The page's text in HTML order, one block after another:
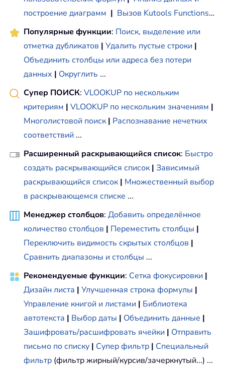
построение диаграмм | Вызов Kutools Functions…
Популярные функции: Поиск, выделение или
отметка дубликатов | Удалить пустые строки |
Объединить столбцы или адреса без потери
данных | Округлить ...
Супер ПОИСК: VLOOKUP по нескольким
критериям | VLOOKUP по нескольким значениям |
Многолистовой поиск | Распознавание нечетких
соответствий ...
Расширенный раскрывающийся список: Быстро
создать раскрывающийся список | Зависимый
раскрывающийся список | Множественный выбор
в раскрывающемся списке ...
Менеджер столбцов: Добавить определённое
количество столбцов | Переместить столбцы |
Переключить видимость скрытых столбцов |
Сравнить диапазоны и столбцы ...
Рекомендуемые функции: Сетка фокусировки |
Дизайн листа | Улучшенная строка формулы |
Управление книгой и листами | Библиотека
автотекста | Выбор даты | Объединить данные |
Зашифровать/расшифровать ячейки | Отправить
письмо по списку | Супер фильтр | Специальный
фильтр (фильтр жирный/курсив/зачеркнутый...) ...